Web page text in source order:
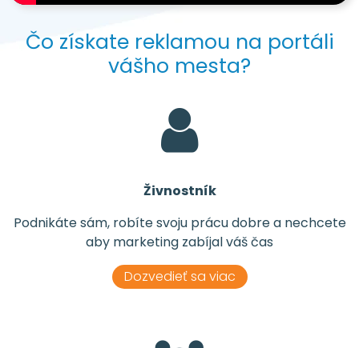
Čo získate reklamou na portáli
vášho mesta?
Živnostník
Podnikáte sám, robíte svoju prácu dobre a nechcete
aby marketing zabíjal váš čas
Dozvedieť sa viac